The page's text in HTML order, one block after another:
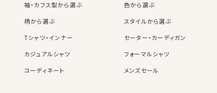
ビジネスシーンでの着用の際は、カフリンクスの選び方に
ルールはありません。
コーディネイトをよりお楽しみください。
●カフリンクス（カフスボタン）をご希望のお客様には付
袖・カフス型から選ぶ
色から選ぶ
柄から選ぶ
スタイルから選ぶ
Tシャツ・インナー
セーター・カーディガン
カジュアルシャツ
フォーマルシャツ
コーディネート
メンズセール